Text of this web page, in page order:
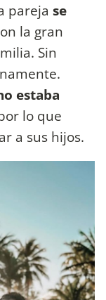
pareja se
la gran
Sin
estaba
lo que
a sus hijos.